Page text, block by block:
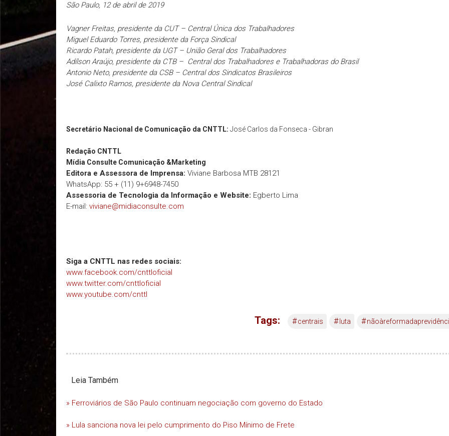
São Paulo, 12 de abril de 2019
Vagner Freitas, presidente da CUT – Central Única dos Trabalhadores
Miguel Eduardo Torres, presidente da Força Sindical
Ricardo Patah, presidente da UGT – União Geral dos Trabalhadores
Adílson Araújo, presidente da CTB – Central dos Trabalhadores e Trabalhadoras do Brasil
Antonio Neto, presidente da CSB – Central dos Sindicatos Brasileiros
José Calixto Ramos, presidente da Nova Central Sindical
Secretário Nacional de Comunicação da CNTTL: José Carlos da Fonseca - Gibran
Redação CNTTL
Mídia Consulte Comunicação &Marketing
Editora e Assessora de Imprensa: Viviane Barbosa MTB 28121
WhatsApp: 55 + (11) 9+6948-7450
Assessoria de Tecnologia da Informação e Website: Egberto Lima
E-mail: viviane@midiaconsulte.com
Siga a CNTTL nas redes sociais:
www.facebook.com/cnttloficial
www.twitter.com/cnttloficial
www.youtube.com/cnttl
Tags: #centrais # luta #
Leia Também
» Ferroviários de São Paulo continuam negociação com governo do Estado
» Lula sanciona nova lei pelo cumprimento do Piso Mínimo de Frete